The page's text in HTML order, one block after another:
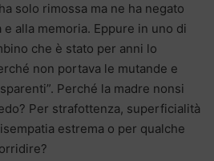
solo rimossa ma ne ha negato
e alla memoria. Eppure in uno di
che è stato per anni lo
non portava le mutande e
Perché la madre nonsi
Per strafottenza, superficialità
estrema o per qualche